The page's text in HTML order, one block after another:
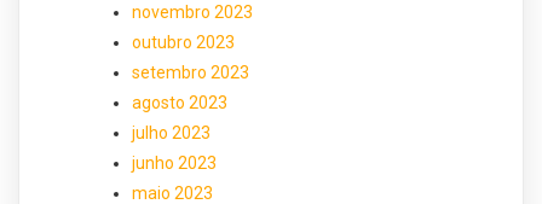
novembro 2023
outubro 2023
setembro 2023
agosto 2023
julho 2023
junho 2023
maio 2023